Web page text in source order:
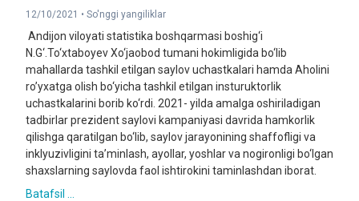
12/10/2021 • So'nggi yangiliklar
Andijon viloyati statistika boshqarmasi boshig‘i
N.G‘.To‘xtaboyev Xo‘jaobod tumani hokimligida bo‘lib
mahallarda tashkil etilgan saylov uchastkalari hamda Aholini
ro’yxatga olish bo‘yicha tashkil etilgan insturuktorlik
uchastkalarini borib ko‘rdi. 2021- yilda amalga oshiriladigan
tadbirlar prezident saylovi kampaniyasi davrida hamkorlik
qilishga qaratilgan bo‘lib, saylov jarayonining shaffofligi va
inklyuzivligini ta’minlash, ayollar, yoshlar va nogironligi bo‘lgan
shaxslarning saylovda faol ishtirokini taminlashdan iborat.
Batafsil ...